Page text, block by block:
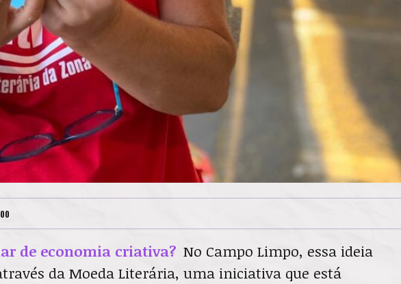
de economia criativa? No Campo Limpo, essa ideia
da Moeda Literária, uma iniciativa que está